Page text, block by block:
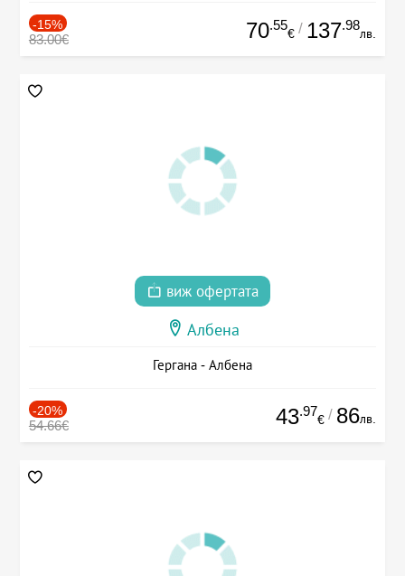
-15%
83.00€ 70.55
€ / 137.98
лв.
виж офертата
Албена
Гергана - Албена
-20%
54.66€ 43.97
€ / 86лв.